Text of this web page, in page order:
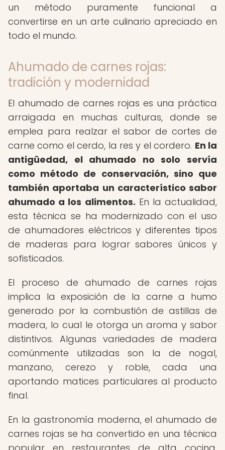
un método puramente funcional a
convertirse en un arte culinario apreciado en
todo el mundo.
Ahumado de carnes rojas:
tradición y modernidad
El ahumado de carnes rojas es una práctica
arraigada en muchas culturas, donde se
emplea para realzar el sabor de cortes de
carne como el cerdo, la res y el cordero. En la
antigüedad, el ahumado no solo servía
como método de conservación, sino que
también aportaba un característico sabor
ahumado a los alimentos. En la actualidad,
esta técnica se ha modernizado con el uso
de ahumadores eléctricos y diferentes tipos
de maderas para lograr sabores únicos y
sofisticados.
El proceso de ahumado de carnes rojas
implica la exposición de la carne a humo
generado por la combustión de astillas de
madera, lo cual le otorga un aroma y sabor
distintivos. Algunas variedades de madera
comúnmente utilizadas son la de nogal,
manzano, cerezo y roble, cada una
aportando matices particulares al producto
final.
En la gastronomía moderna, el ahumado de
carnes rojas se ha convertido en una técnica